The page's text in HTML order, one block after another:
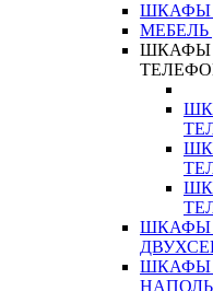
ШКАФЫ
ШКАФЫ
ШКАФЫ
ШКАФЫ